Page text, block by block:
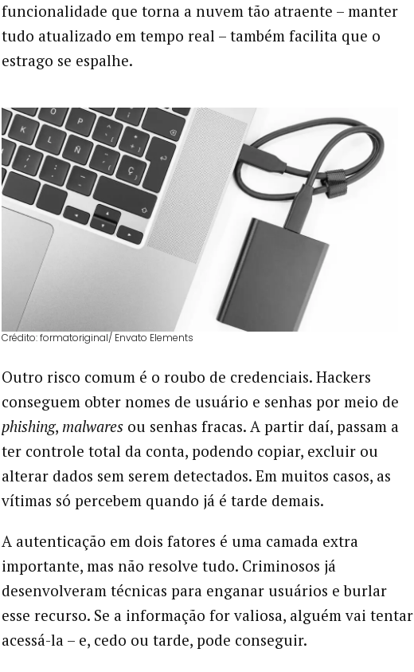
funcionalidade que torna a nuvem tão atraente – manter
tudo atualizado em tempo real – também facilita que o
estrago se espalhe.
Crédito: formatoriginal/ Envato Elements
Outro risco comum é o roubo de credenciais. Hackers
conseguem obter nomes de usuário e senhas por meio de
phishing, malwaresou senhas fracas. A partir daí, passam a
ter controle total da conta, podendo copiar, excluir ou
alterar dados sem serem detectados. Em muitos casos, as
vítimas só percebem quando já é tarde demais.
A autenticação em dois fatores é uma camada extra
importante, mas não resolve tudo. Criminosos já
desenvolveram técnicas para enganar usuários e burlar
esse recurso. Se a informação for valiosa, alguém vai tentar
acessá-la – e, cedo ou tarde, pode conseguir.